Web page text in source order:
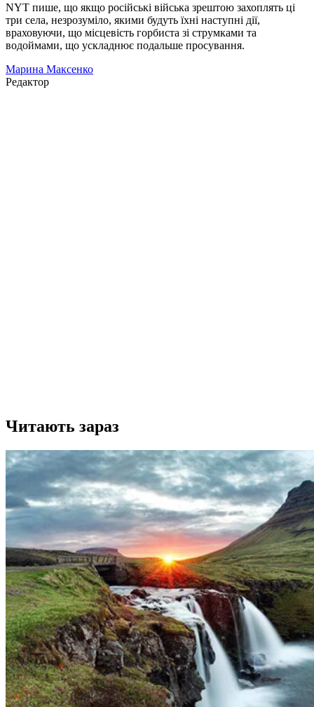
NYT пише, що якщо російські війська зрештою захоплять ці
три села, незрозуміло, якими будуть їхні наступні дії,
враховуючи, що місцевість горбиста зі струмками та
водоймами, що ускладнює подальше просування.
Марина Максенко
Редактор
Читають зараз